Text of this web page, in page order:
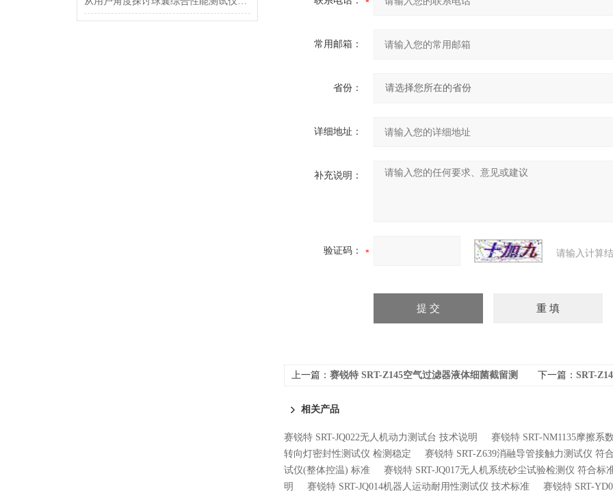
常用邮箱：
省份：
详细地址：
补充说明：
验证码： 请输入计算
上一篇： 赛锐特 SRT-Z145空气过滤器液体细菌截留测
下一篇： SRT-
相关产品
赛锐特 SRT-JQ022无人机动力测试台 技术说明
赛锐特 SRT-NM1135摩擦系
转向灯密封性测试仪 检测稳定
赛锐特 SRT-Z639消融导管接触力测试仪 符
试仪(整体控温) 标准
赛锐特 SRT-JQ017无人机系统砂尘试验检测仪 符合标
明
赛锐特 SRT-JQ014机器人运动耐用性测试仪 技术标准 赛锐特 SRT-